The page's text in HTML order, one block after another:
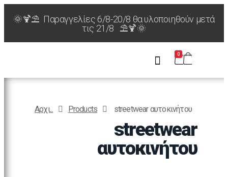
🌞🍹⛱️ Παραγγελίες 6/8-20/8 θα υλοποιηθούν μετά
τις 21/8 ⛱️🍹🌞
0
Αρχι... Products streetwear αυτοκινήτου
streetwear
αυτοκινήτου